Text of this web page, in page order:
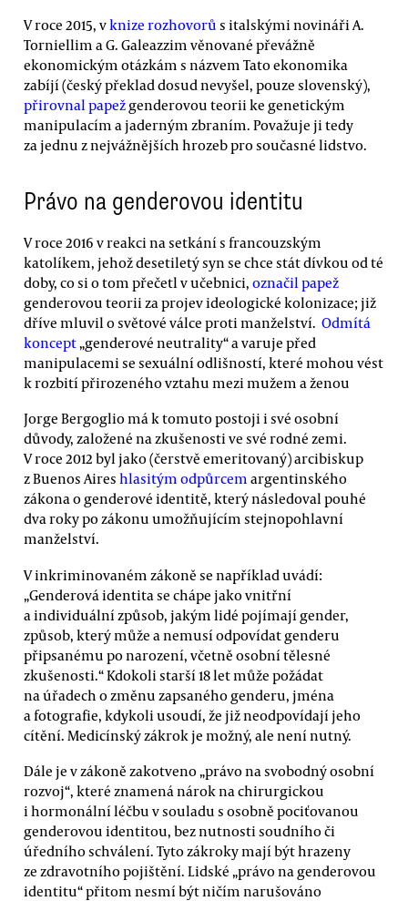
V roce 2015, vknize rozhovorů s italskými novináři A.
Torniellim a G. Galeazzim věnované převážně
ekonomickým otázkám s názvem Tato ekonomika
zabíjí (český překlad dosud nevyšel, pouze slovenský),
přirovnal papež genderovou teorii ke genetickým
manipulacím a jaderným zbraním. Považuje ji tedy
za jednu z nejvážnějších hrozeb pro současné lidstvo.
Právo na genderovou identitu
V roce 2016 v reakci na setkání s francouzským
katolíkem, jehož desetiletý syn se chce stát dívkou od té
doby, co si o tom přečetl v učebnici, označil papež
genderovou teorii za projev ideologické kolonizace; již
dříve mluvil o světové válce proti manželství. Odmítá
koncept„genderové neutrality“ a varuje před
manipulacemi se sexuální odlišností, které mohou vést
k rozbití přirozeného vztahu mezi mužem a ženou
Jorge Bergoglio má k tomuto postoji i své osobní
důvody, založené na zkušenosti ve své rodné zemi.
V roce 2012 byl jako (čerstvě emeritovaný) arcibiskup
z Buenos Aires hlasitým odpůrcem argentinského
zákona o genderové identitě, který následoval pouhé
dva roky po zákonu umožňujícím stejnopohlavní
manželství.
V inkriminovaném zákoně se například uvádí:
„Genderová identita se chápe jako vnitřní
a individuální způsob, jakým lidé pojímají gender,
způsob, který může a nemusí odpovídat genderu
připsanému po narození, včetně osobní tělesné
zkušenosti.“ Kdokoli starší 18 let může požádat
na úřadech o změnu zapsaného genderu, jména
a fotografie, kdykoli usoudí, že již neodpovídají jeho
cítění. Medicínský zákrok je možný, ale není nutný.
Dále je v zákoně zakotveno „právo na svobodný osobní
rozvoj“, které znamená nárok na chirurgickou
i hormonální léčbu v souladu s osobně pociťovanou
genderovou identitou, bez nutnosti soudního či
úředního schválení. Tyto zákroky mají být hrazeny
ze zdravotního pojištění. Lidské „právo na genderovou
identitu“ přitom nesmí být ničím narušováno